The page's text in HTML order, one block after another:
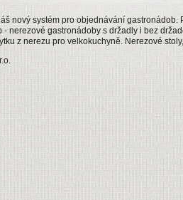
nový systém pro objednávání
- nerezové gastronádoby s držadly i bez
z nerezu pro velkokuchyně. Nerezové